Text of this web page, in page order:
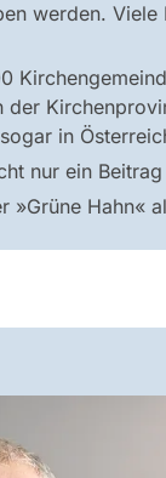
werden.
in
nur ein
»Grüne Hahn«